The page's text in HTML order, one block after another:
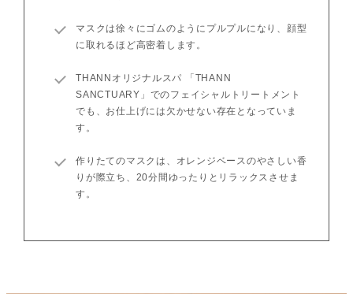
マスクは徐々にゴムのようにプルプルになり、顔型
に取れるほど高密着します。
THANNオリジナルスパ 「THANN
SANCTUARY」でのフェイシャルトリートメント
でも、お仕上げには欠かせない存在となっていま
す。
作りたてのマスクは、オレンジベースのやさしい香
りが際立ち、20分間ゆったりとリラックスさせま
す。